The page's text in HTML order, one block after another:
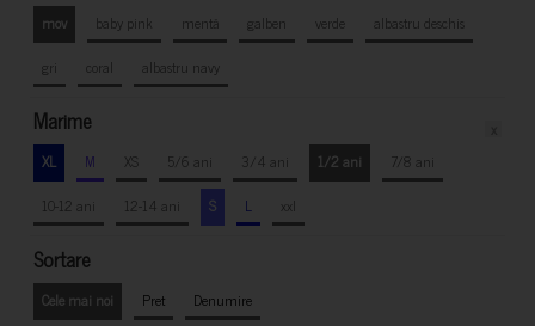
mov
baby pink mentă galben verde
albastru deschis
gri
coral albastru navy
Marime
XL M XS 5/6 ani 3/4 ani 1/2 ani
7/8 ani
10-12 ani
12-14 ani S L xxl
Sortare
Cele mai noi Pret Denumire